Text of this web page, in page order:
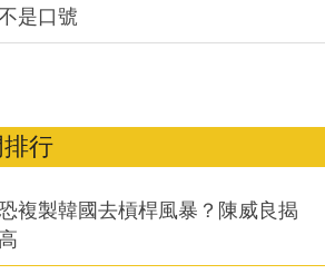
是口號
排行
複製韓國去槓桿風暴？陳威良揭